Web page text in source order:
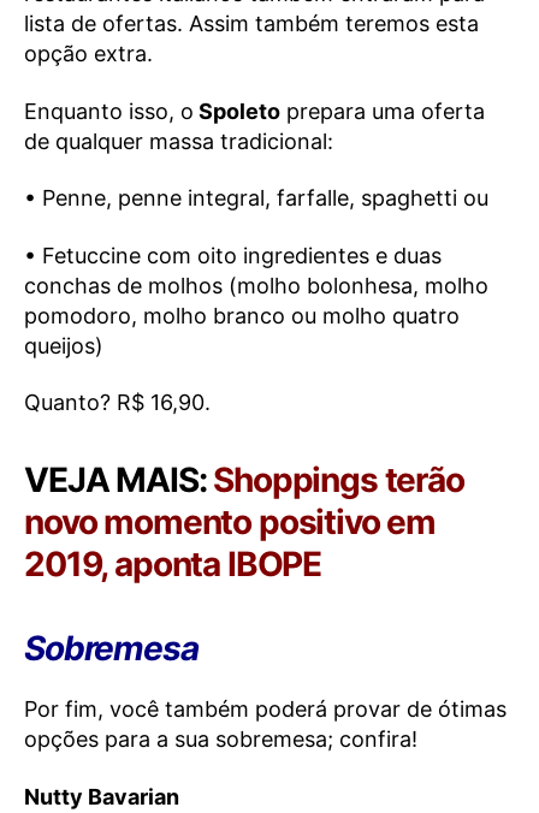
lista de ofertas. Assim também teremos esta
opção extra.
Enquanto isso, o Spoleto prepara uma oferta
de qualquer massa tradicional:
• Penne, penne integral, farfalle, spaghetti ou
• Fetuccine com oito ingredientes e duas
conchas de molhos (molho bolonhesa, molho
pomodoro, molho branco ou molho quatro
queijos)
Quanto? R$ 16,90.
VEJA MAIS:Shoppings terão
novo momento positivo em
2019, aponta IBOPE
Sobremesa
Por fim, você também poderá provar de ótimas
opções para a sua sobremesa; confira!
Nutty Bavarian